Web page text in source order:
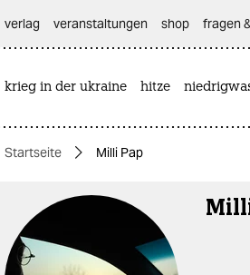
themen
politik
öko
verlag
veranstaltungen shop fragen
krieg in der ukraine hitze
Startseite Milli Pap